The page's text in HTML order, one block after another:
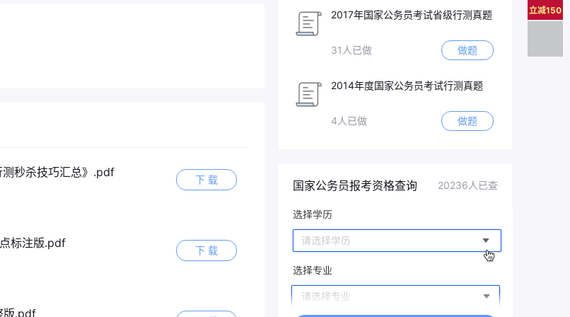
2017年国家公务员考试省级行测真题
31人已做 做题
2014年度国家公务员考试行测真题
4人已做 做题
国家公务员报考资格查询 20236人已查
秒杀技巧汇总》.pdf
下 载
标注版.pdf
下 载
版.pdf
立减150